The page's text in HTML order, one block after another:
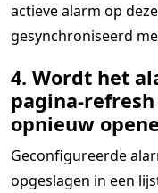
actieve alarm op
gesynchroniseerd
4. Wordt het
pagina-
opnieuw
Geconfigureerde
opgeslagen in een